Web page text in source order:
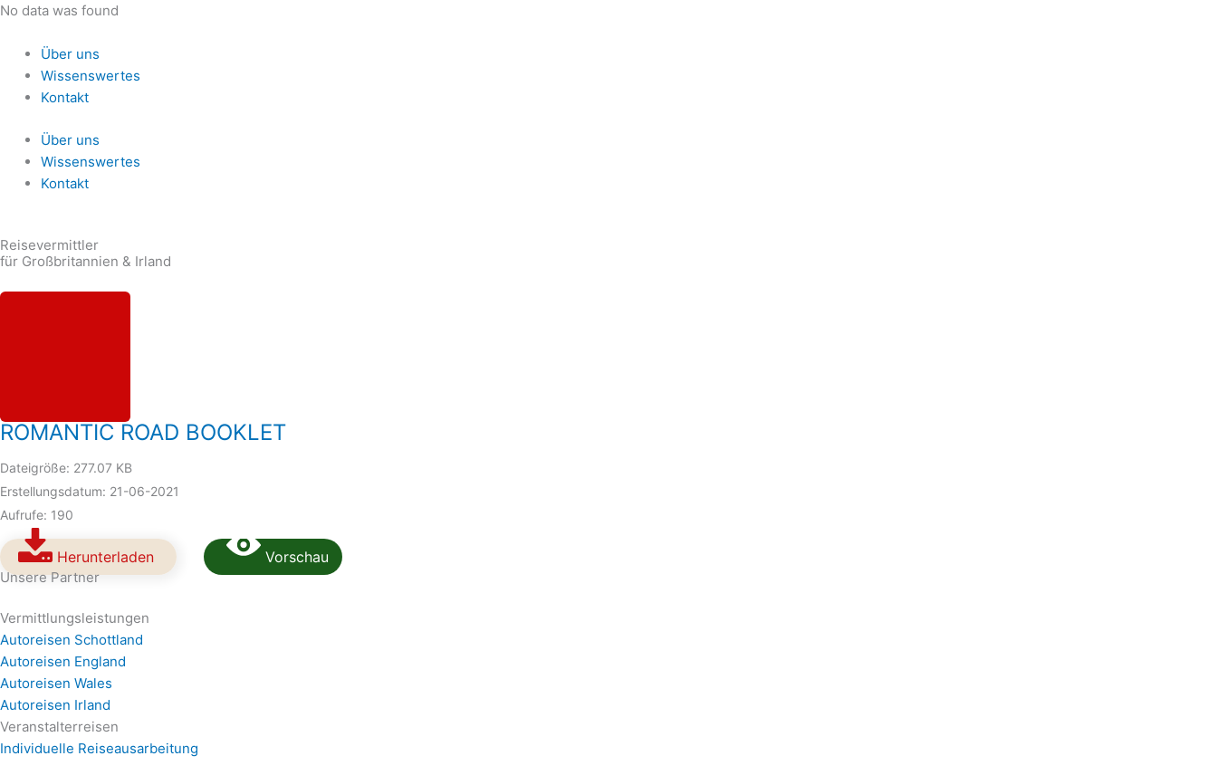
Zum
springen
No data was found
Über uns
Wissenswertes
Kontakt
Über uns
Wissenswertes
Kontakt
Reisevermittler
für Großbritannien & Irland
ROMANTIC ROAD BOOKLET
Dateigröße: 277.07 KB
Erstellungsdatum: 21-06-2021
Aufrufe: 190
Herunterladen Vorschau
Unsere Partner
Vermittlungsleistungen
Autoreisen Schottland
Autoreisen England
Autoreisen Wales
Autoreisen Irland
Veranstalterreisen
Individuelle Reiseausarbeitung